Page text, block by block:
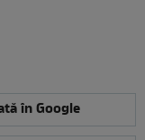
în Google